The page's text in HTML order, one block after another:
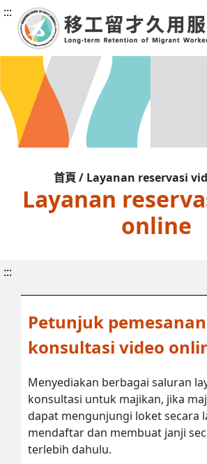
:::
首頁 / Layanan reservasi
Layanan
online
:::
Petunjuk
konsultasi video
Menyediakan berbagai saluran
konsultasi untuk majikan, jika
dapat mengunjungi loket secara
mendaftar dan membuat janji
terlebih dahulu.